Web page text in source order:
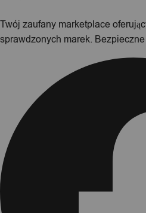
Twój zaufany marketplace
sprawdzonych marek.